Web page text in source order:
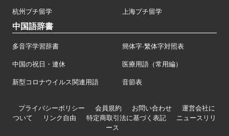
杭州プチ留学 上海プチ留学
中国語辞書
多音字学習辞書 簡体字·繁体字対照表
中国の祝日・連休 医療用語（常用編）
新型コロナウイルス関連用語 音節表
プライバシーポリシー 会員規約 お問い合わせ
運営会社に
ついて
リンク自由 特定商取引法に基づく表記
ニュースリリ
ース